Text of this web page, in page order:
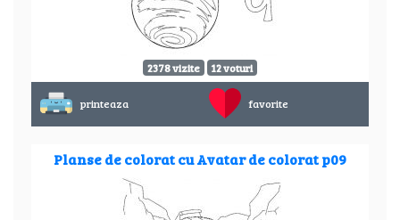
2378 vizite 12 voturi
printeaza favorite
Planse de colorat cu Avatar de colorat p09